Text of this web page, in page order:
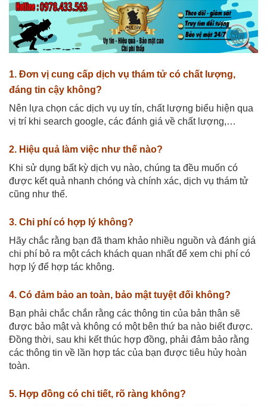
1. Đơn vị cung cấp dịch vụ thám tử có chất lượng,
đáng tin cậy không?
Nên lựa chọn các dịch vụ uy tín, chất lượng biểu hiện qua
vị trí khi search google, các đánh giá về chất lượng,…
2. Hiệu quả làm việc như thế nào?
Khi sử dụng bất kỳ dịch vụ nào, chúng ta đều muốn có
được kết quả nhanh chóng và chính xác, dịch vụ thám tử
cũng như thế.
3. Chi phí có hợp lý không?
Hãy chắc rằng bạn đã tham khảo nhiều nguồn và đánh giá
chi phí bỏ ra một cách khách quan nhất để xem chi phí có
hợp lý để hợp tác không.
4. Có đảm bảo an toàn, bảo mật tuyệt đối không?
Bạn phải chắc chắn rằng các thông tin của bản thân sẽ
được bảo mật và không có một bên thứ ba nào biết được.
Đồng thời, sau khi kết thúc hợp đồng, phải đảm bảo rằng
các thông tin về lần hợp tác của bạn được tiêu hủy hoàn
toàn.
5. Hợp đồng có chi tiết, rõ ràng không?